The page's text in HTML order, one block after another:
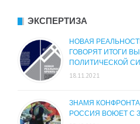
ЭКСПЕРТИЗА
НОВАЯ
ГОВОРЯТ ИТОГИ
ПОЛИТИЧЕСКОЙ
18.11.2021
ЗНАМЯ
РОССИЯ ВОЮЕТ С